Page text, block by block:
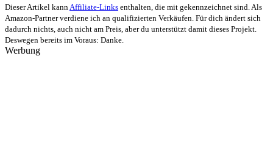
Dieser Artikel kannAffiliate-Links enthalten, die mit gekennzeichnet sind. Als
Amazon-Partner verdiene ich an qualifizierten Verkäufen. Für dich ändert sich
dadurch nichts, auch nicht am Preis, aber du unterstützt damit dieses Projekt.
Deswegen bereits im Voraus: Danke.
Werbung